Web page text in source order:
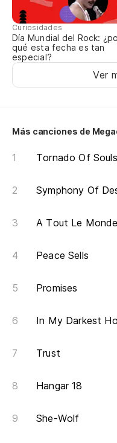
Curiosidades
Día Mundial del Rock:
qué esta fecha es tan
especial?
Ver
Más canciones de
Tornado Of Souls
Symphony Of
A Tout Le Monde
Peace Sells
Promises
In My Darkest
Trust
Hangar 18
She-Wolf